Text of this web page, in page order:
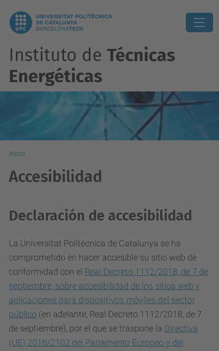
Instituto de Técnicas
Energéticas
Inicio
Accesibilidad
Declaración de accesibilidad
La Universitat Politècnica de Catalunya se ha
comprometido en hacer accesible su sitio web de
conformidad con el Real Decreto 1112/2018, de 7 de
septiembre, sobre accesibilidad de los sitios web y
aplicaciones para dispositivos móviles del sector
público (en adelante, Real Decreto 1112/2018, de 7
de septiembre), por el que se traspone la Directiva
(UE) 2016/2102 del Parlamento Europeo y del